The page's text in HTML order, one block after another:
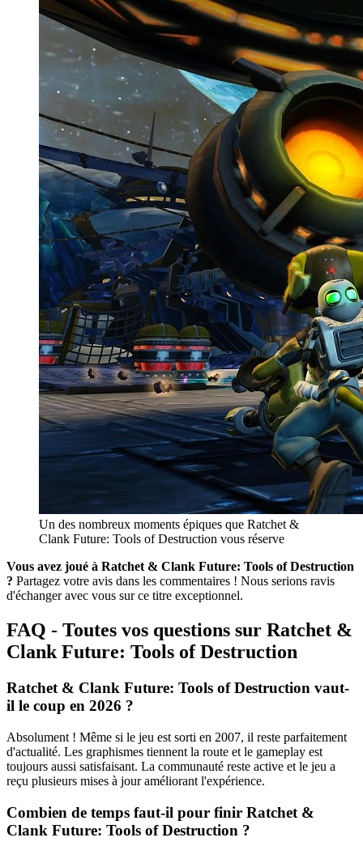
Un des nombreux moments épiques que Ratchet &
Clank Future: Tools of Destruction vous réserve
Vous avez joué à Ratchet & Clank Future: Tools of Destruction
? Partagez votre avis dans les commentaires ! Nous serions ravis
d'échanger avec vous sur ce titre exceptionnel.
FAQ - Toutes vos questions sur Ratchet &
Clank Future: Tools of Destruction
Ratchet & Clank Future: Tools of Destruction vaut-
il le coup en 2026 ?
Absolument ! Même si le jeu est sorti en 2007, il reste parfaitement
d'actualité. Les graphismes tiennent la route et le gameplay est
toujours aussi satisfaisant. La communauté reste active et le jeu a
reçu plusieurs mises à jour améliorant l'expérience.
Combien de temps faut-il pour finir Ratchet &
Clank Future: Tools of Destruction ?